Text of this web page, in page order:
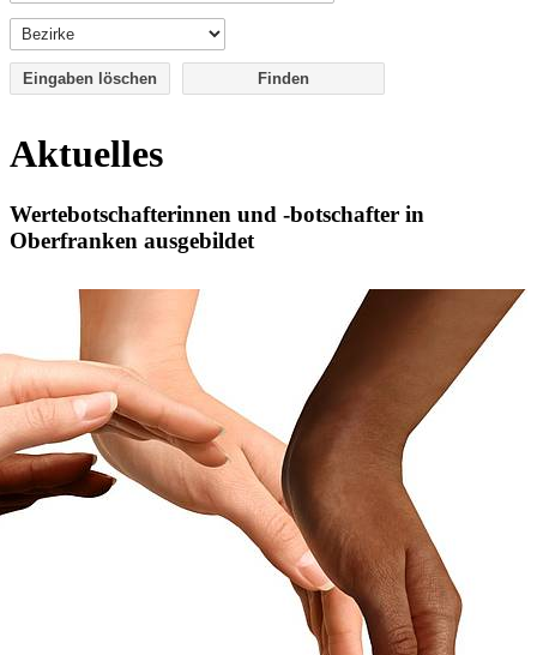
Eingaben löschen
Aktuelles
Wertebotschafterinnen und ‑botschafter in
Oberfranken ausgebildet